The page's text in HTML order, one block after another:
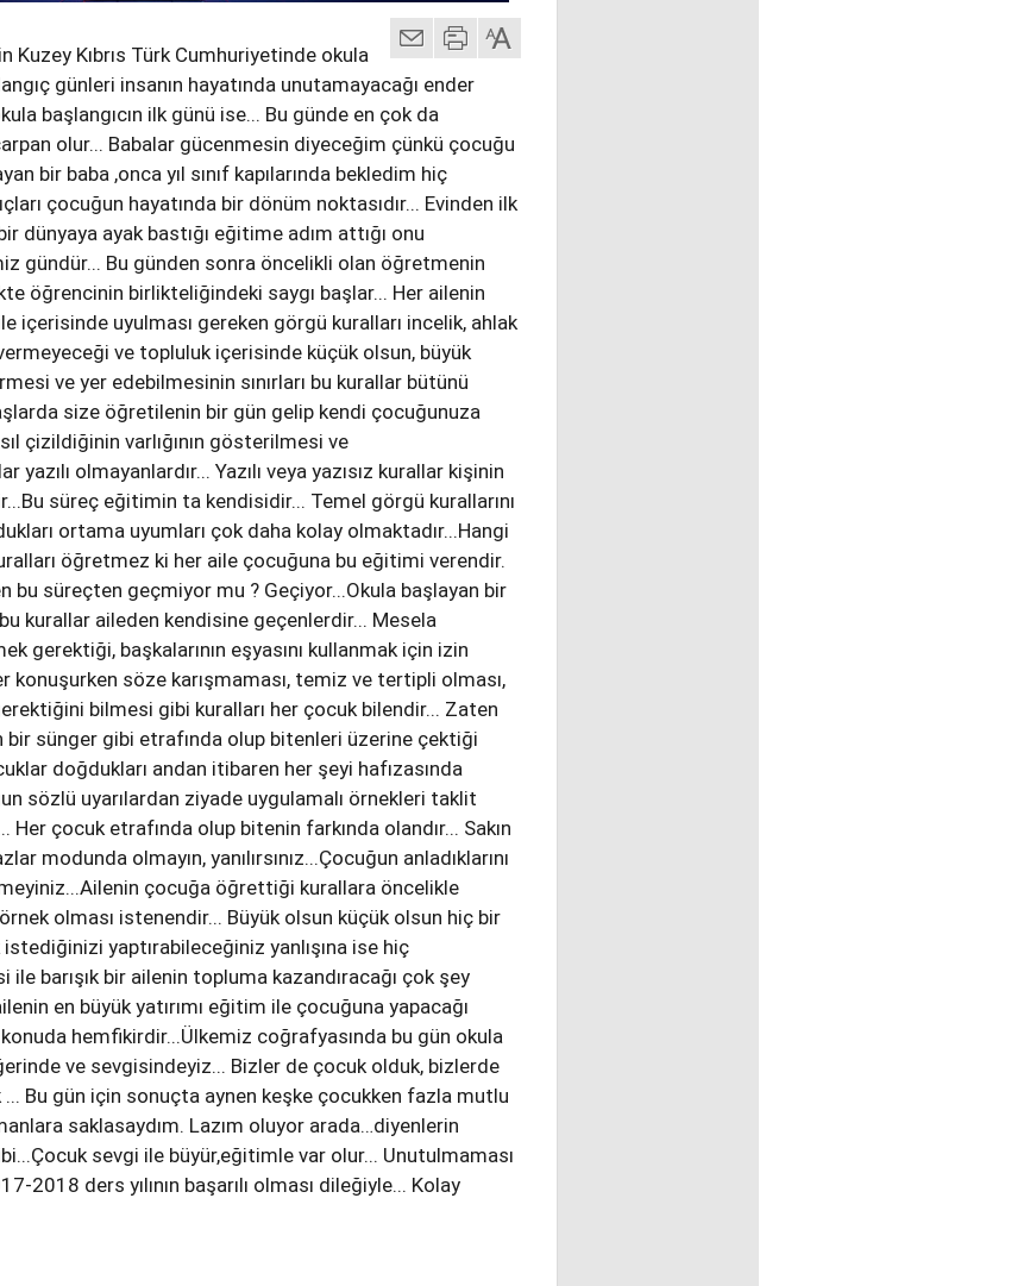
Kuzey Kıbrıs Türk Cumhuriyetinde okula
günleri insanın hayatında unutamayacağı ender
başlangıcın ilk günü ise... Bu günde en çok da
olur... Babalar gücenmesin diyeceğim çünkü çocuğu
bir baba ,onca yıl sınıf kapılarında bekledim hiç
çocuğun hayatında bir dönüm noktasıdır... Evinden ilk
dünyaya ayak bastığı eğitime adım attığı onu
gündür... Bu günden sonra öncelikli olan öğretmenin
öğrencinin birlikteliğindeki saygı başlar... Her ailenin
içerisinde uyulması gereken görgü kuralları incelik, ahlak
ve topluluk içerisinde küçük olsun, büyük
ve yer edebilmesinin sınırları bu kurallar bütünü
size öğretilenin bir gün gelip kendi çocuğunuza
çizildiğinin varlığının gösterilmesi ve
yazılı olmayanlardır... Yazılı veya yazısız kurallar kişinin
süreç eğitimin ta kendisidir... Temel görgü kurallarını
ortama uyumları çok daha kolay olmaktadır...Hangi
öğretmez ki her aile çocuğuna bu eğitimi verendir.
bu süreçten geçmiyor mu ? Geçiyor...Okula başlayan bir
kurallar aileden kendisine geçenlerdir... Mesela
gerektiği, başkalarının eşyasını kullanmak için izin
konuşurken söze karışmaması, temiz ve tertipli olması,
bilmesi gibi kuralları her çocuk bilendir... Zaten
bir sünger gibi etrafında olup bitenleri üzerine çektiği
doğdukları andan itibaren her şeyi hafızasında
sözlü uyarılardan ziyade uygulamalı örnekleri taklit
çocuk etrafında olup bitenin farkında olandır... Sakın
modunda olmayın, yanılırsınız...Çocuğun anladıklarını
çocuğa öğrettiği kurallara öncelikle
olması istenendir... Büyük olsun küçük olsun hiç bir
yaptırabileceğiniz yanlışına ise hiç
barışık bir ailenin topluma kazandıracağı çok şey
en büyük yatırımı eğitim ile çocuğuna yapacağı
konuda hemfikirdir...Ülkemiz coğrafyasında bu gün okula
ve sevgisindeyiz... Bizler de çocuk olduk, bizlerde
Bu gün için sonuçta aynen keşke çocukken fazla mutlu
saklasaydım. Lazım oluyor arada…diyenlerin
sevgi ile büyür,eğitimle var olur... Unutulmaması
2018 ders yılının başarılı olması dileğiyle... Kolay